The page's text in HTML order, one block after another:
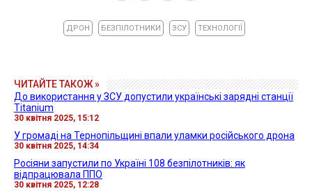
ДРОН БЕЗПІЛОТНИКИ ЗСУ ТЕХНОЛОГІЇ
ЧИТАЙТЕ ТАКОЖ »
До використання у ЗСУ допустили українські зарядні станції
Titanium
30 квітня 2025, 15:12
У громаді на Тернопільщині впали уламки російського дрона
30 квітня 2025, 14:34
Росіяни запустили по Україні 108 безпілотників: як
відпрацювала ППО
30 квітня 2025, 12:28